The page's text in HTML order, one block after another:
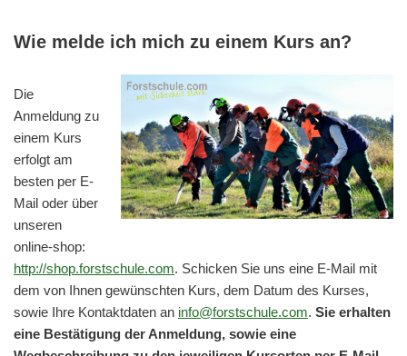
Wie melde ich mich zu einem Kurs an?
Die
Anmeldung zu
einem Kurs
erfolgt am
besten per E-
Mail oder über
unseren
online-shop:
http://shop.forstschule.com. Schicken Sie uns eine E-Mail mit
dem von Ihnen gewünschten Kurs, dem Datum des Kurses,
sowie Ihre Kontaktdaten an info@forstschule.com. Sie erhalten
eine Bestätigung der Anmeldung, sowie eine